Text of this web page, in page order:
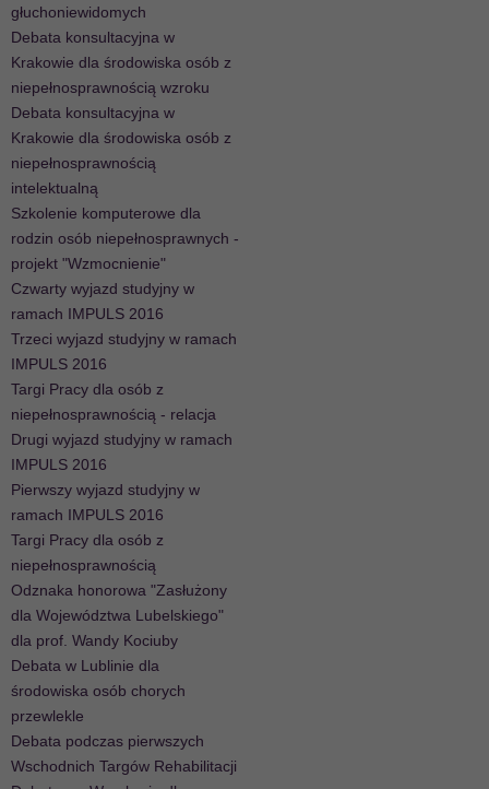
głuchoniewidomych
Debata konsultacyjna w
Krakowie dla środowiska osób z
niepełnosprawnością wzroku
Debata konsultacyjna w
Krakowie dla środowiska osób z
niepełnosprawnością
intelektualną
Szkolenie komputerowe dla
rodzin osób niepełnosprawnych -
projekt "Wzmocnienie"
Czwarty wyjazd studyjny w
ramach IMPULS 2016
Trzeci wyjazd studyjny w ramach
IMPULS 2016
Targi Pracy dla osób z
niepełnosprawnością - relacja
Drugi wyjazd studyjny w ramach
IMPULS 2016
Pierwszy wyjazd studyjny w
ramach IMPULS 2016
Targi Pracy dla osób z
niepełnosprawnością
Odznaka honorowa "Zasłużony
dla Województwa Lubelskiego"
dla prof. Wandy Kociuby
Debata w Lublinie dla
środowiska osób chorych
przewlekle
Debata podczas pierwszych
Wschodnich Targów Rehabilitacji